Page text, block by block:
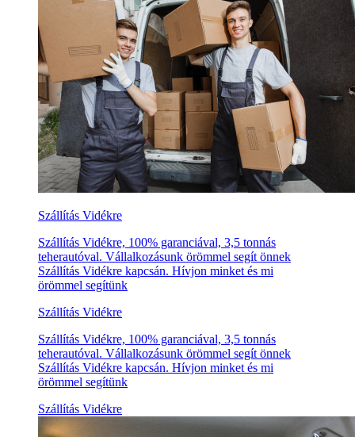
Szállítás Vidékre
Szállítás Vidékre, 100% garanciával, 3,5 tonnás
teherautóval. Vállalkozásunk örömmel segít önnek
Szállítás Vidékre kapcsán. Hívjon minket és mi
örömmel segítünk
Szállítás Vidékre
Szállítás Vidékre, 100% garanciával, 3,5 tonnás
teherautóval. Vállalkozásunk örömmel segít önnek
Szállítás Vidékre kapcsán. Hívjon minket és mi
örömmel segítünk
Szállítás Vidékre